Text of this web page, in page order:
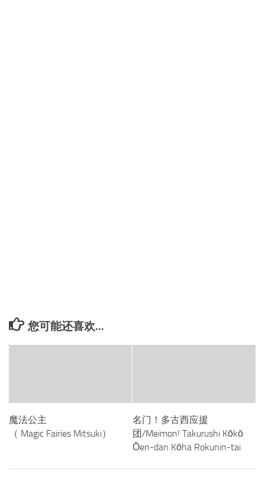
您可能还喜欢...
魔法公主
（ Magic Fairies Mitsuki）
名门！多古西应援
团/Meimon! Takurushi Kōkō
Ōen-dan Kōha Rokunin-tai